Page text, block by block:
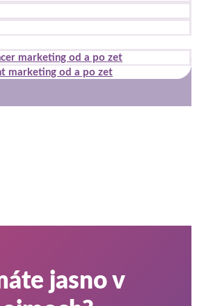
marketing od a po zet
marketing od a po zet
jasno v